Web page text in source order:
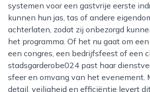
systemen voor een gastvrije eerste
kunnen hun jas, tas of andere
achterlaten, zodat zij onbezorgd
het programma. Of het nu gaat om
een congres, een bedrijfsfeest of een
stadsgarderobe024 past haar
sfeer en omvang van het evenement.
detail, veiligheid en efficiëntie levert